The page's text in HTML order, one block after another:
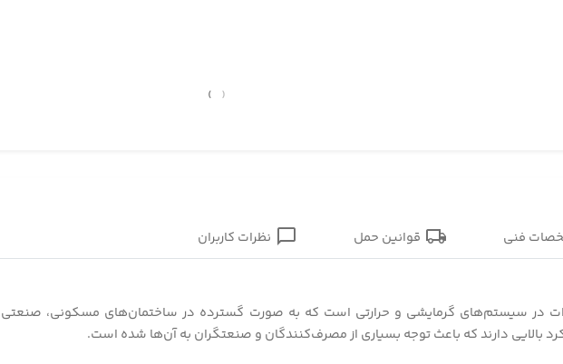
‹
›
فنی قوانین حمل نظرات کاربران
در سیستم‌های گرمایشی و حرارتی است که به صورت گسترده در ساختمان‌های مسکونی، صنعتی
بالایی دارند که باعث توجه بسیاری از مصرف‌کنندگان و صنعتگران به آن‌ها شده است.